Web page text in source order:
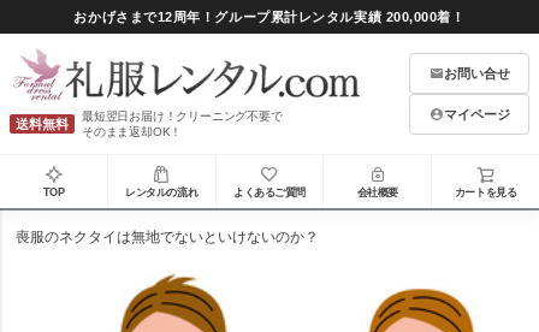
おかげさまで12周年！グループ累計レンタル実績 200,000着！
送料無料
最短翌日お届け！クリーニング不要で
そのまま返却OK！
お問い合せ
マイページ
TOP レンタルの流れ よくあるご質問 会社概要 カートを見る
喪服のネクタイは無地でないといけないのか？